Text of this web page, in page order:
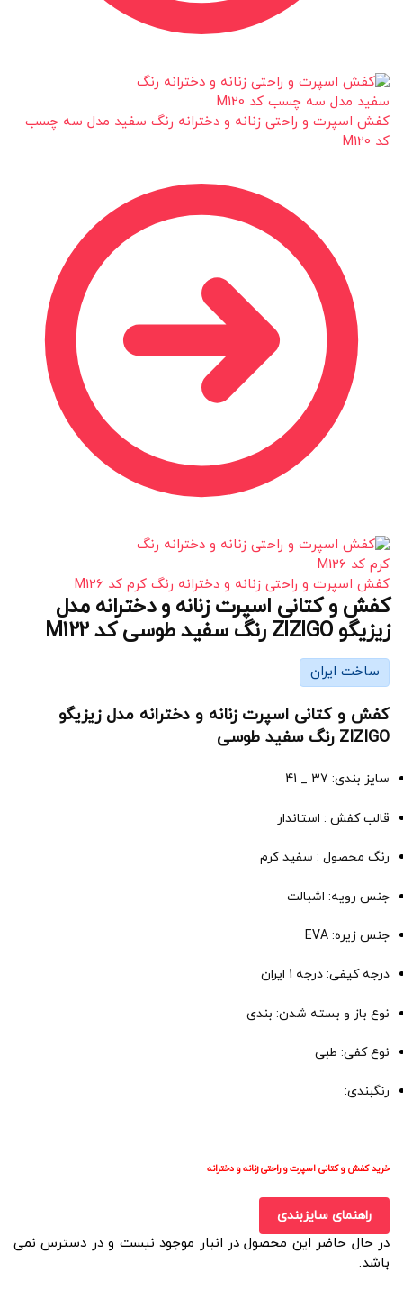
کفش اسپرت و راحتی زنانه و دخترانه رنگ سفید مدل سه چسب
کد M120
کفش اسپرت و راحتی زنانه و دخترانه رنگ کرم کد M126
کفش و کتانی اسپرت زنانه و دخترانه مدل
زیزیگو ZIZIGO رنگ سفید طوسی کد M122
ساخت ایران
کفش و کتانی اسپرت زنانه و دخترانه مدل زیزیگو
ZIZIGO رنگ سفید طوسی
سایز بندی: 37 _ 41
قالب کفش : استاندار
رنگ محصول : سفید کرم
جنس رویه: اشبالت
جنس زیره: EVA
درجه کیفی: درجه 1 ایران
نوع باز و بسته شدن: بندی
نوع کفی: طبی
رنگبندی:
خرید کفش و کتانی اسپرت و راحتی زنانه و دخترانه
راهنمای سایزبندی
در حال حاضر این محصول در انبار موجود نیست و در دسترس نمی
باشد.